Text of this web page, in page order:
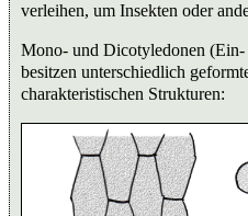
verleihen, um Insekten oder
Mono- und Dicotyledonen
besitzen unterschiedlich
charakteristischen Strukturen: